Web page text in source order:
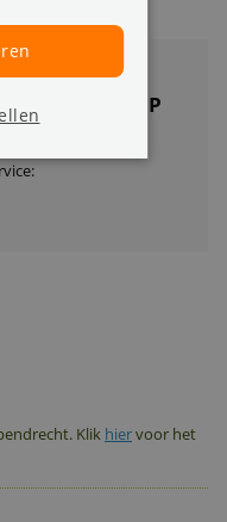
5MP
Buiten IP
Klik hiervoor het